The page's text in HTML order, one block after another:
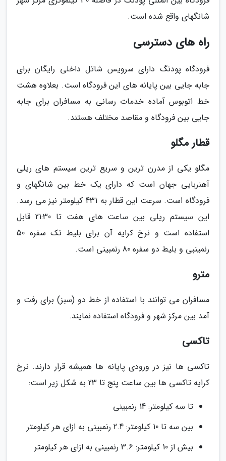
شانگهای واقع شده است.
راه های دسترسی
فرودگاه پودنگ دارای سرویس شاتل داخلی رایگان برای
جابه جایی بین پایانه های این فرودگاه است. بعلاوه هشت
خط اتوبوس آماده خدمات رسانی به مسافران برای جابه
جایی بین فرودگاه و مقاصد مختلف هستند.
قطار مگلو
مگلو یکی از مدرن ترین و سریع ترین سیستم های ریلی
آهنربایی جهان است که دارای یک خط بین شانگهای و
فرودگاه است. سرعت این قطار به 431 کیلومتر نیز می رسد.
این سیستم ریلی بین ساعت های هفت تا 21:30 قابل
استفاده است و نرخ کرایه آن برای بلیط تک سفره 50
رنمینبی و بلیط دو سفره 80 رنمبینی است.
مترو
مسافران می توانند با استفاده از خط دو (سبز) برای رفت و
آمد بین مرکز شهر و فرودگاه استفاده نمایند.
تاکسی
تاکسی ها نیز در ورودی پایانه ها همیشه قرار دارند. نرخ
کرایه تاکسی ها بین ساعت پنج تا 23 به شکل زیر است:
تا سه کیلومتر: 14 رنمبینی
بین سه تا 10 کیلومتر: 2.4 رنمبینی به ازای هر کیلومتر
بیش از 10 کیلومتر: 3.6 رنمبینی به ازای هر کیلومتر